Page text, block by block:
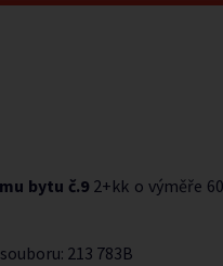
bytu č.9 2+kk o výměře
213 783B